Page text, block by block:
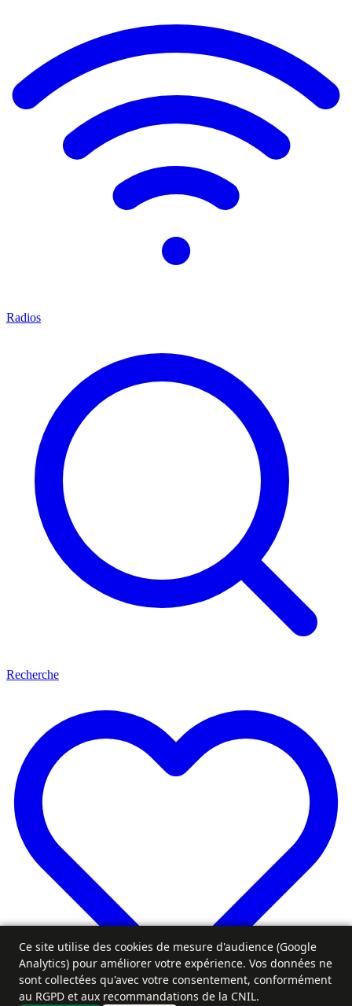
Radios
Recherche
Ce site utilise des cookies de mesure d'audience (Google
Analytics) pour améliorer votre expérience. Vos données ne
sont collectées qu'avec votre consentement, conformément
au RGPD et aux recommandations de la CNIL.